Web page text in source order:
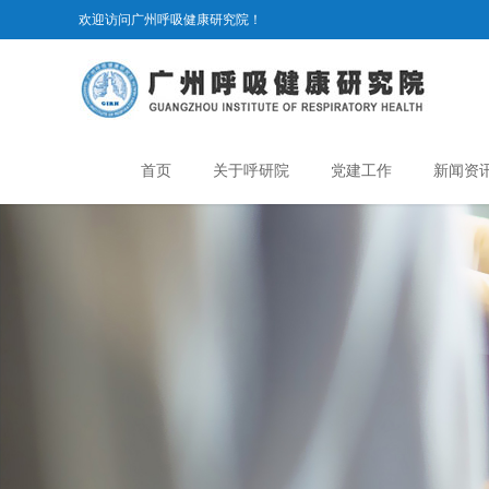
欢迎访问广州呼吸健康研究院！
首页 关于呼研院 党建工作 新闻资